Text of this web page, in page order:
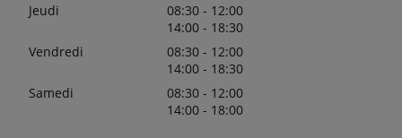
Jeudi
08:30 - 12:00
14:00 - 18:30
Vendredi
08:30 - 12:00
14:00 - 18:30
Samedi
08:30 - 12:00
14:00 - 18:00